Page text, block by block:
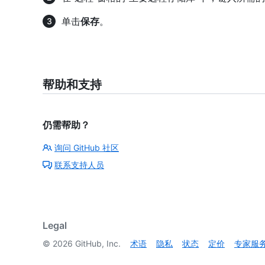
单击保存。
帮助和支持
仍需帮助？
询问 GitHub 社区
联系支持人员
Legal
© 2026 GitHub, Inc. 术语 隐私 状态 定价 专家服